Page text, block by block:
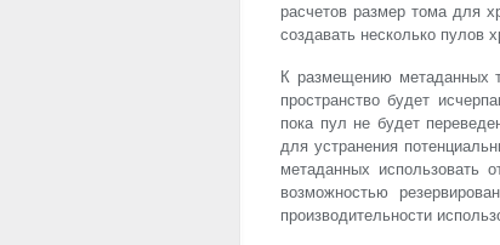
расчетов размер тома для
создавать несколько пулов
К размещению метаданных
пространство будет
пока пул не будет
для устранения
метаданных использовать
возможностью
производительности